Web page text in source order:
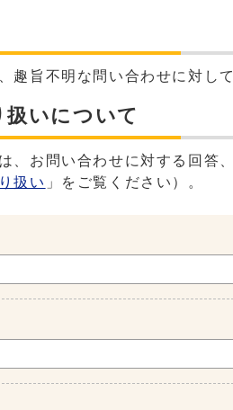
趣旨不明な問い合わせに対し
扱いについて
、お問い合わせに対する回答
扱い 」をご覧ください）。